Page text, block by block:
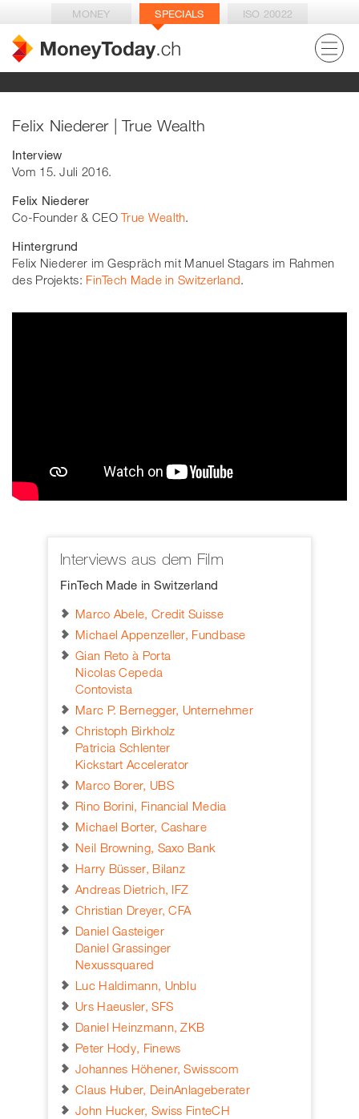
MONEY SPECIALS ISO 20022
Felix Niederer | True Wealth
Interview
Vom 15. Juli 2016.
Felix Niederer
Co-Founder & CEOTrue Wealth.
Hintergrund
Felix Niederer im Gespräch mit Manuel Stagars im Rahmen
des Projekts: FinTech Made in Switzerland.
Interviews aus dem Film
FinTech Made in Switzerland
Marco Abele, Credit Suisse
Michael Appenzeller, Fundbase
Gian Reto à Porta
Nicolas Cepeda
Contovista
Marc P. Bernegger, Unternehmer
Christoph Birkholz
Patricia Schlenter
Kickstart Accelerator
Marco Borer, UBS
Rino Borini, Financial Media
Michael Borter, Cashare
Neil Browning, Saxo Bank
Harry Büsser, Bilanz
Andreas Dietrich, IFZ
Christian Dreyer, CFA
Daniel Gasteiger
Daniel Grassinger
Nexussquared
Luc Haldimann, Unblu
Urs Haeusler, SFS
Daniel Heinzmann, ZKB
Peter Hody, Finews
Johannes Höhener, Swisscom
Claus Huber, DeinAnlageberater
John Hucker, Swiss FinteCH